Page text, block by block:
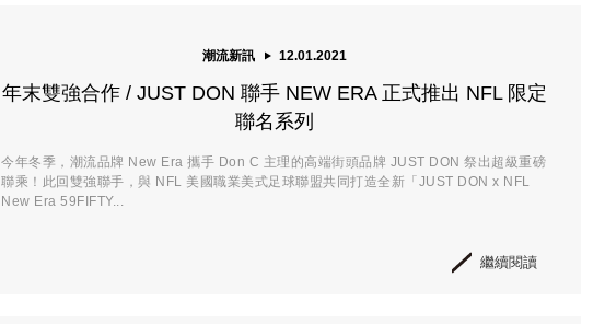
潮流新訊 12.01.2021
年末雙強合作 / JUST DON 聯手 NEW ERA 正式推出 NFL 限定
聯名系列
今年冬季，潮流品牌 New Era 攜手 Don C 主理的高端街頭品牌 JUST DON 祭出超級重磅
聯乘！此回雙強聯手，與 NFL 美國職業美式足球聯盟共同打造全新「JUST DON x NFL
New Era 59FIFTY...
繼續閱讀